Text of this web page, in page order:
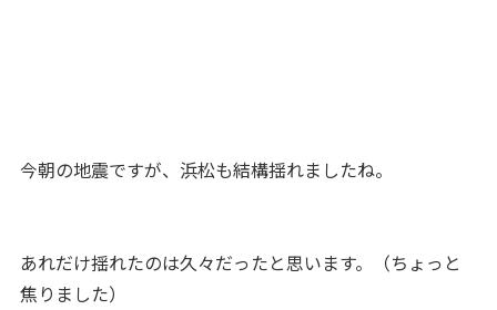
今朝の地震ですが、浜松も結構揺れましたね。
あれだけ揺れたのは久々だったと思います。（ちょっと
焦りました）